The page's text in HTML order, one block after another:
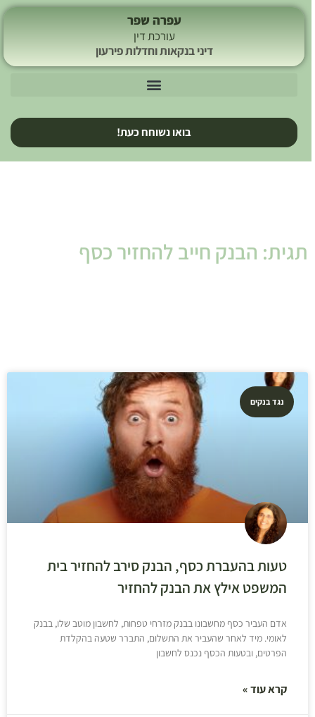
עפרה שפר
עורכת דין
דיני בנקאות וחדלות פירעון
בואו נשוחח כעת!
תגית: הבנק חייב להחזיר כסף
נגד בנקים
טעות בהעברת כסף, הבנק סירב להחזיר בית
המשפט אילץ את הבנק להחזיר
אדם העביר כסף מחשבונו בבנק מזרחי טפחות, לחשבון מוטב שלו, בבנק
לאומי. מיד לאחר שהעביר את התשלום, התברר שטעה בהקלדת
הפרטים, ובטעות הכסף נכנס לחשבון
קרא עוד »